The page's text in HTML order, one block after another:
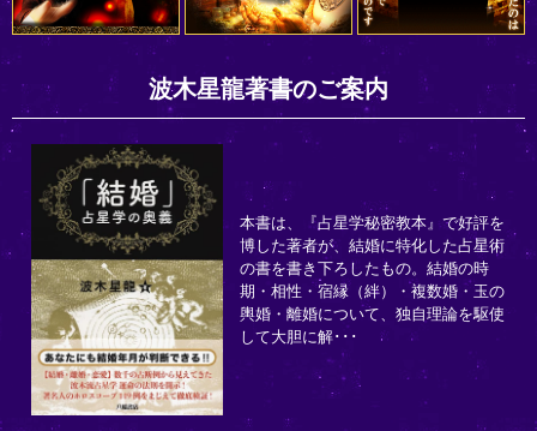
波木星龍著書のご案内
本書は、『占星学秘密教本』で好評を
博した著者が、結婚に特化した占星術
の書を書き下ろしたもの。結婚の時
期・相性・宿縁（絆）・複数婚・玉の
輿婚・離婚について、独自理論を駆使
して大胆に解･･･